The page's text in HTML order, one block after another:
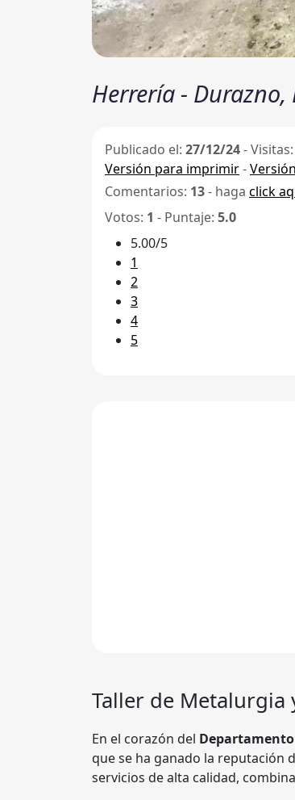
Herrería - Durazno,
Publicado el: 27/12/24-Visitas:
Versión para imprimir-
Comentarios: 13- haga click
Votos: 1 - Puntaje: 5.0
5.00/5
1
2
3
4
5
Taller de Metalurgia
En el corazón del
que se ha ganado la reputación
servicios de alta calidad,